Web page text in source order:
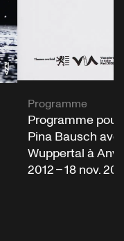
Programme
Programme pour
Pina Bausch
Wuppertal à
2012 – 18 nov.